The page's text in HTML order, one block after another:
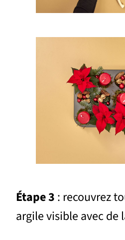
Étape 3 : recouvrez
argile visible avec de